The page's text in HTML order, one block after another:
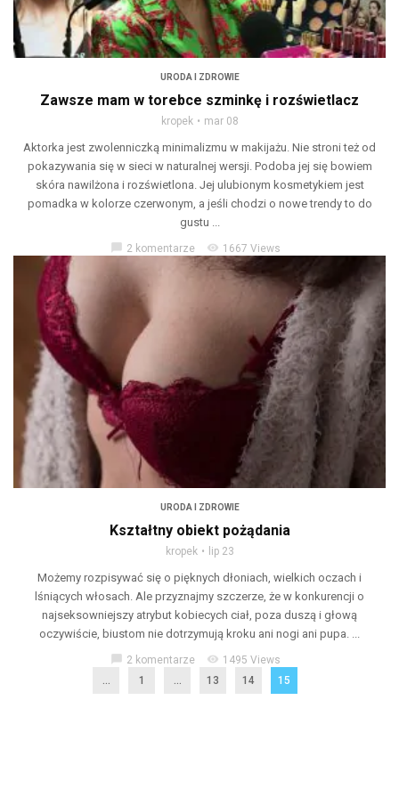
URODA I ZDROWIE
Zawsze mam w torebce szminkę i rozświetlacz
kropek mar 08
Aktorka jest zwolenniczką minimalizmu w makijażu. Nie stroni też od
pokazywania się w sieci w naturalnej wersji. Podoba jej się bowiem
skóra nawilżona i rozświetlona. Jej ulubionym kosmetykiem jest
pomadka w kolorze czerwonym, a jeśli chodzi o nowe trendy to do
gustu ...
2 komentarze visibility 1667 Views
URODA I ZDROWIE
Kształtny obiekt pożądania
kropek lip 23
Możemy rozpisywać się o pięknych dłoniach, wielkich oczach i
lśniących włosach. Ale przyznajmy szczerze, że w konkurencji o
najseksowniejszy atrybut kobiecych ciał, poza duszą i głową
oczywiście, biustom nie dotrzymują kroku ani nogi ani pupa. ...
chat_bubble 2 komentarze visibility 1495 Views
...
1 … 13 14 15